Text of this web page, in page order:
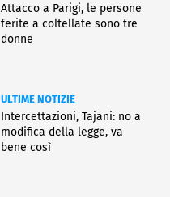
Attacco a Parigi, le persone
ferite a coltellate sono tre
donne
ULTIME NOTIZIE
Intercettazioni, Tajani: no a
modifica della legge, va
bene così